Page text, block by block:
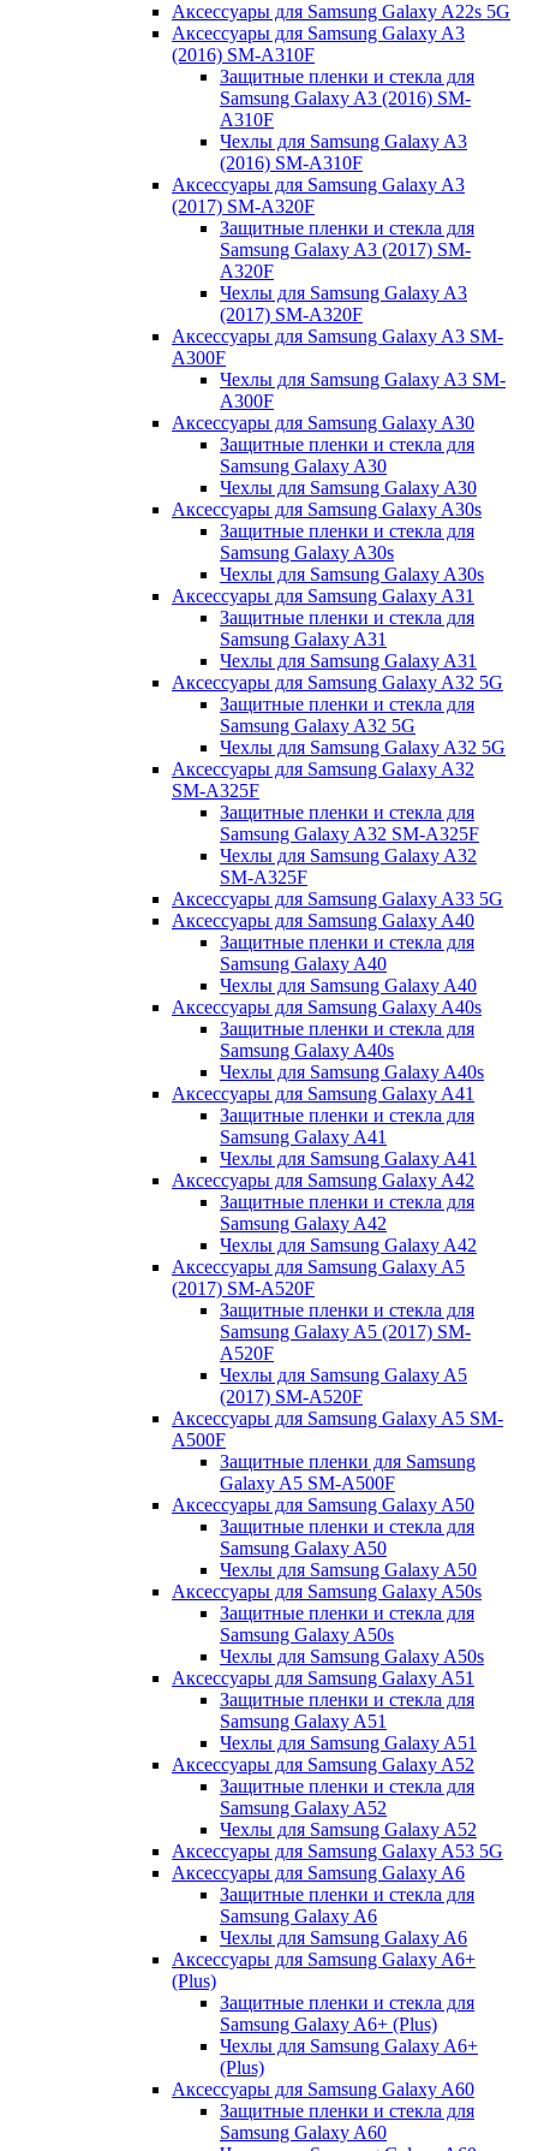
Аксессуары для Samsung Galaxy A22s 5G
Аксессуары для Samsung Galaxy A3
(2016) SM-A310F
Защитные пленки и стекла для
Samsung Galaxy A3 (2016) SM-
A310F
Чехлы для Samsung Galaxy A3
(2016) SM-A310F
Аксессуары для Samsung Galaxy A3
(2017) SM-A320F
Защитные пленки и стекла для
Samsung Galaxy A3 (2017) SM-
A320F
Чехлы для Samsung Galaxy A3
(2017) SM-A320F
Аксессуары для Samsung Galaxy A3 SM-
A300F
Чехлы для Samsung Galaxy A3 SM-
A300F
Аксессуары для Samsung Galaxy A30
Защитные пленки и стекла для
Samsung Galaxy A30
Чехлы для Samsung Galaxy A30
Аксессуары для Samsung Galaxy A30s
Защитные пленки и стекла для
Samsung Galaxy A30s
Чехлы для Samsung Galaxy A30s
Аксессуары для Samsung Galaxy A31
Защитные пленки и стекла для
Samsung Galaxy A31
Чехлы для Samsung Galaxy A31
Аксессуары для Samsung Galaxy A32 5G
Защитные пленки и стекла для
Samsung Galaxy A32 5G
Чехлы для Samsung Galaxy A32 5G
Аксессуары для Samsung Galaxy A32
SM-A325F
Защитные пленки и стекла для
Samsung Galaxy A32 SM-A325F
Чехлы для Samsung Galaxy A32
SM-A325F
Аксессуары для Samsung Galaxy A33 5G
Аксессуары для Samsung Galaxy A40
Защитные пленки и стекла для
Samsung Galaxy A40
Чехлы для Samsung Galaxy A40
Аксессуары для Samsung Galaxy A40s
Защитные пленки и стекла для
Samsung Galaxy A40s
Чехлы для Samsung Galaxy A40s
Аксессуары для Samsung Galaxy A41
Защитные пленки и стекла для
Samsung Galaxy A41
Чехлы для Samsung Galaxy A41
Аксессуары для Samsung Galaxy A42
Защитные пленки и стекла для
Samsung Galaxy A42
Чехлы для Samsung Galaxy A42
Аксессуары для Samsung Galaxy A5
(2017) SM-A520F
Защитные пленки и стекла для
Samsung Galaxy A5 (2017) SM-
A520F
Чехлы для Samsung Galaxy A5
(2017) SM-A520F
Аксессуары для Samsung Galaxy A5 SM-
A500F
Защитные пленки для Samsung
Galaxy A5 SM-A500F
Аксессуары для Samsung Galaxy A50
Защитные пленки и стекла для
Samsung Galaxy A50
Чехлы для Samsung Galaxy A50
Аксессуары для Samsung Galaxy A50s
Защитные пленки и стекла для
Samsung Galaxy A50s
Чехлы для Samsung Galaxy A50s
Аксессуары для Samsung Galaxy A51
Защитные пленки и стекла для
Samsung Galaxy A51
Чехлы для Samsung Galaxy A51
Аксессуары для Samsung Galaxy A52
Защитные пленки и стекла для
Samsung Galaxy A52
Чехлы для Samsung Galaxy A52
Аксессуары для Samsung Galaxy A53 5G
Аксессуары для Samsung Galaxy A6
Защитные пленки и стекла для
Samsung Galaxy A6
Чехлы для Samsung Galaxy A6
Аксессуары для Samsung Galaxy A6+
(Plus)
Защитные пленки и стекла для
Samsung Galaxy A6+ (Plus)
Чехлы для Samsung Galaxy A6+
(Plus)
Аксессуары для Samsung Galaxy A60
Защитные пленки и стекла для
Samsung Galaxy A60